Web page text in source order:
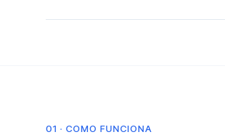
01 · COMO FUNCIONA